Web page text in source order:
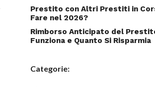
Prestito con Altri Prestiti in
Fare nel 2026?
Rimborso Anticipato del
Funziona e Quanto Si Risparmia
Categorie: